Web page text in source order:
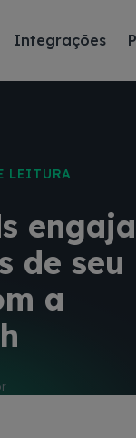
Integrações
LEITURA
engaja
de seu
a